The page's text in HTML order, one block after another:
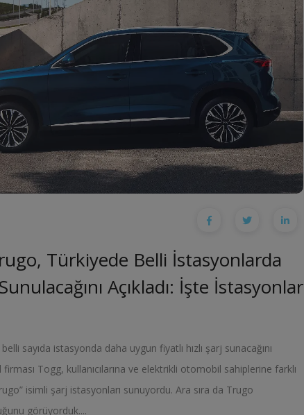
Türkiyede Belli İstasyonlarda
Açıkladı: İşte İstasyonlar
sayıda istasyonda daha uygun fiyatlı hızlı şarj sunacağını
firması Togg, kullanıcılarına ve elektrikli otomobil sahiplerine farklı
isimli şarj istasyonları sunuyordu. Ara sıra da Trugo
görüyorduk....